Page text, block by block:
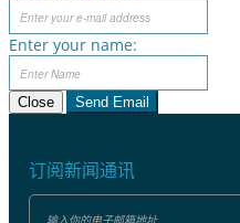
Enter your name:
Close Send Email
订阅新闻通讯